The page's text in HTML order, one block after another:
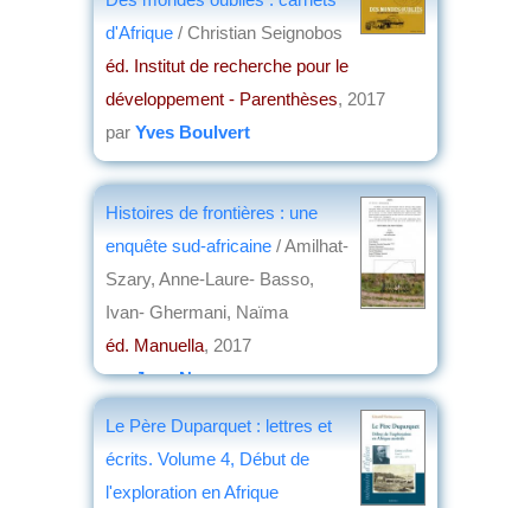
d'Afrique / Christian Seignobos
éd. Institut de recherche pour le
développement - Parenthèses, 2017
par Yves Boulvert
Histoires de frontières : une
enquête sud-africaine / Amilhat-
Szary, Anne-Laure- Basso,
Ivan- Ghermani, Naïma
éd. Manuella, 2017
parJean Nemo
Le Père Duparquet : lettres et
écrits. Volume 4, Début de
l'exploration en Afrique